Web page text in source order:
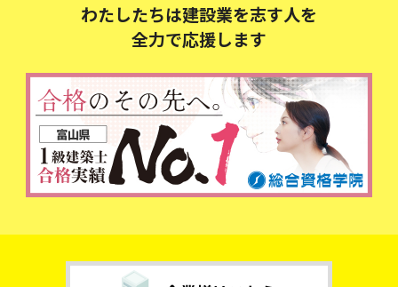
わたしたちは建設業を志す人を
全力で応援します